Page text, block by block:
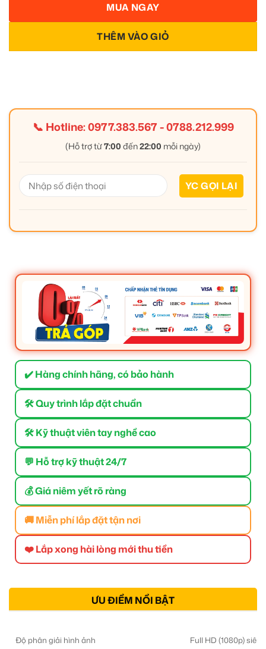
THÊM VÀO GIỎ
MUA NGAY
📞 Hotline:0977.383.567-0788.212.999
(Hỗ trợ từ7:00 đến22:00 mỗi ngày)
✔️ Hàng chính hãng, có bảo hành
🛠 Quy trình lắp đặt chuẩn
🛠 Kỹ thuật viên tay nghề cao
💬 Hỗ trợ kỹ thuật 24/7
💰 Giá niêm yết rõ ràng
🚚 Miễn phí lắp đặt tận nơi
❤️ Lắp xong hài lòng mới thu tiền
ƯU ĐIỂM NỔI BẬT
Độ phân giải hình ảnh
Full HD (1080p) siêu